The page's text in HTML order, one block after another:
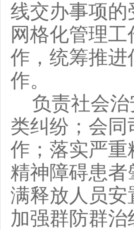
线交办事项
网格化管理
作，统筹推
作。
负责社会
类纠纷；会
作； 落实严重
精神障碍患者
满释放人员
加强群防群